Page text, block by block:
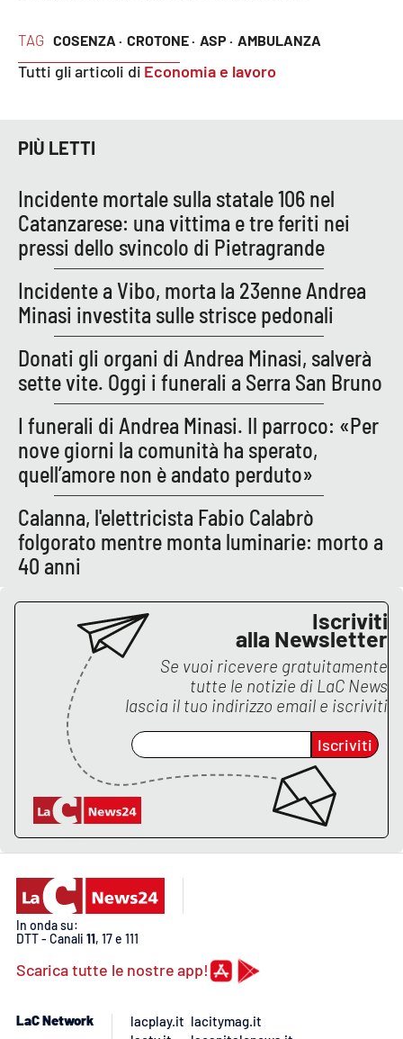
Reggio Calabria
PROGETTI
SPECIALI
Buona Sanità Calabria
CALABRIAVISIONE
Destinazioni
Eventi
Food
Storie
NETWORK
Lacplay.it
Lactv.it
Laconair.it
Lacitymag.it
Lacapitalenews.it
Cosenzachannel.it
Ilvibonese.it
TAG COSENZA · CROTONE · ASP · AMBULANZA
Tutti gli articoli di Economia e lavoro
PIÙ LETTI
Incidente mortale sulla statale 106 nel
Catanzarese: una vittima e tre feriti nei
pressi dello svincolo di Pietragrande
Incidente a Vibo, morta la 23enne Andrea
Minasi investita sulle strisce pedonali
Donati gli organi di Andrea Minasi, salverà
sette vite. Oggi i funerali a Serra San Bruno
I funerali di Andrea Minasi. Il parroco: «Per
nove giorni la comunità ha sperato,
quell’amore non è andato perduto»
Calanna, l'elettricista Fabio Calabrò
folgorato mentre monta luminarie: morto a
40 anni
Iscriviti
alla Newsletter
Se vuoi ricevere gratuitamente
tutte le notizie di LaC News
lascia il tuo indirizzo email e iscriviti
Iscriviti
In onda su:
DTT - Canali 11, 17 e 111
Scarica tutte le nostre app!
LaC Network
lacplay.it lacitymag.it